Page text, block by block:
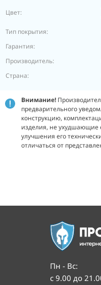
Цвет:
Тип покрытия:
Гарантия:
Производитель:
Страна:
Внимание!
предварительного
конструкцию,
изделия, не ухудшающие
улучшения его
отличаться от
Пн - Вс:
с 9.00 до